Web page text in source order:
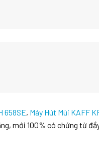
658SE, Máy Hút Mùi KAFF
mới 100% có chứng từ